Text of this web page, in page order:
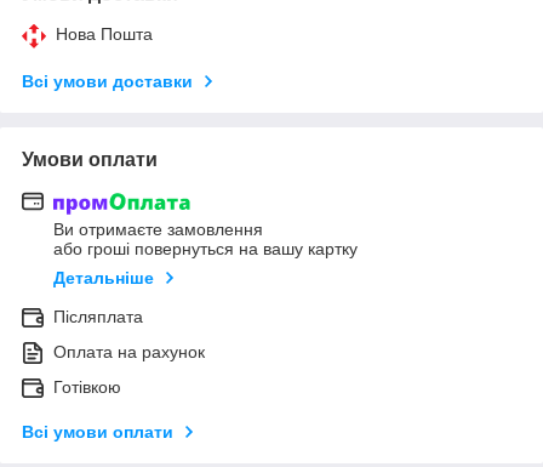
Нова Пошта
Всі умови доставки
Умови оплати
Ви отримаєте замовлення
або гроші повернуться на вашу картку
Детальніше
Післяплата
Оплата на рахунок
Готівкою
Всі умови оплати